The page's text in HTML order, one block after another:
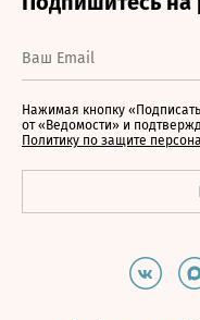
Нажимая кнопку
от «Ведомости» и
Политику по защите